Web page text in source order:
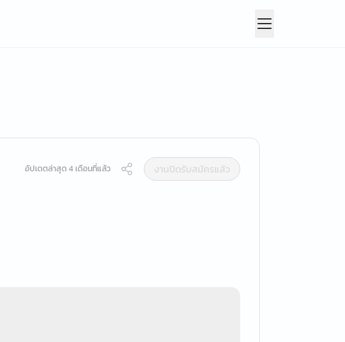
อัปเดตล่าสุด 4 เดือนที่แล้ว
งานปิดรับสมัครแล้ว